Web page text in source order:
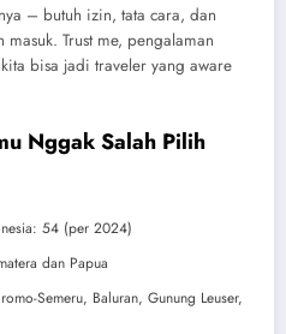
– butuh izin, tata cara, dan
Trust me, pengalaman
bisa jadi traveler yang aware
Nggak Salah Pilih
54 (per 2024)
dan Papua
Semeru, Baluran, Gunung Leuser,